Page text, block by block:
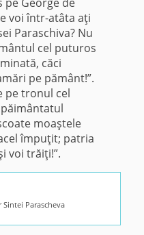
voi într-atâta aţi
Paraschiva? Nu
cel puturos
căci
pe pământ!”.
pe tronul cel
moaştele
împuţit; patria
voi trăiţi!”.
Parascheva